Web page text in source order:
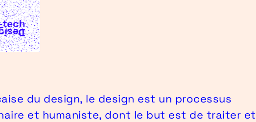
du design, le design est un processus
et humaniste, dont le but est de traiter et